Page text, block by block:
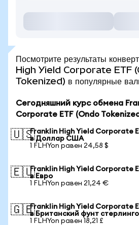
Посмотрите результаты
High Yield Corporate ETF
Tokenized) в популярные
Сегодняшний курс обмена
Corporate ETF (Ondo
🇺🇸Franklin High Yield Corporate
в Доллар США
1 FLHYon равен 24,58 $
🇪🇺Franklin High Yield Corporate
в Евро
1 FLHYon равен 21,24 €
🇬🇧Franklin High Yield Corporate
в Британский фунт
1 FLHYon равен 18,21 £